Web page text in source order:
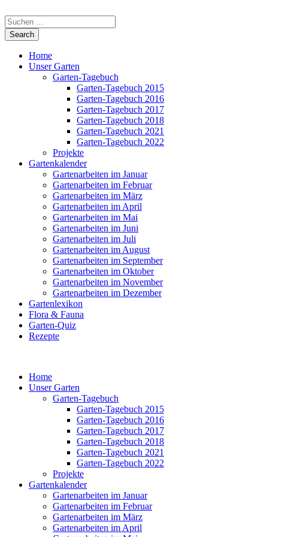
Home
Unser Garten
Garten-Tagebuch
Garten-Tagebuch 2015
Garten-Tagebuch 2016
Garten-Tagebuch 2017
Garten-Tagebuch 2018
Garten-Tagebuch 2021
Garten-Tagebuch 2022
Projekte
Gartenkalender
Gartenarbeiten im Januar
Gartenarbeiten im Februar
Gartenarbeiten im März
Gartenarbeiten im April
Gartenarbeiten im Mai
Gartenarbeiten im Juni
Gartenarbeiten im Juli
Gartenarbeiten im August
Gartenarbeiten im September
Gartenarbeiten im Oktober
Gartenarbeiten im November
Gartenarbeiten im Dezember
Gartenlexikon
Flora & Fauna
Garten-Quiz
Rezepte
Home
Unser Garten
Garten-Tagebuch
Garten-Tagebuch 2015
Garten-Tagebuch 2016
Garten-Tagebuch 2017
Garten-Tagebuch 2018
Garten-Tagebuch 2021
Garten-Tagebuch 2022
Projekte
Gartenkalender
Gartenarbeiten im Januar
Gartenarbeiten im Februar
Gartenarbeiten im März
Gartenarbeiten im April